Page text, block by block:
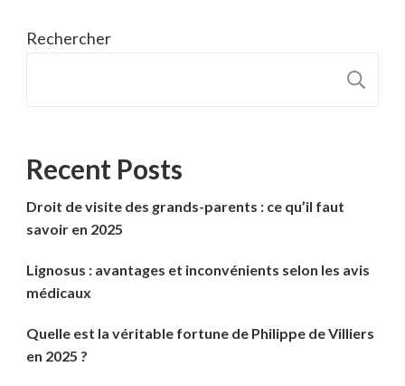
Rechercher
Recent Posts
Droit de visite des grands-parents : ce qu’il faut
savoir en 2025
Lignosus : avantages et inconvénients selon les avis
médicaux
Quelle est la véritable fortune de Philippe de Villiers
en 2025 ?